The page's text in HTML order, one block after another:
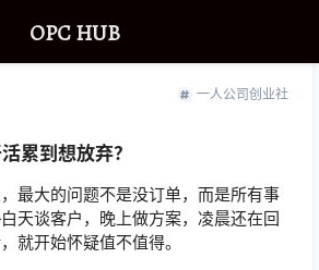
一人公司创业社
累到想放弃？
最大的问题不是没订单，而是所有事
天谈客户，晚上做方案，凌晨还在回
就开始怀疑值不值得。
OPC HUB